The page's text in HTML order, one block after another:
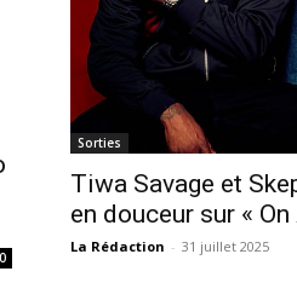
0
Sorties
Tiwa Savage et
en douceur sur «
La Rédaction - 31 juillet 2025